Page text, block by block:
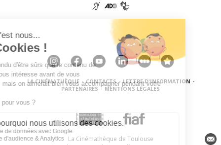
LA CINÉMATHÈQUE · CONTACTS · LETTRE D'INFORMATION ·
PARTENAIRES · MENTIONS LÉGALES
La Cinémathèque de Toulouse